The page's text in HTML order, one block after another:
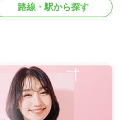
路線・駅から探す